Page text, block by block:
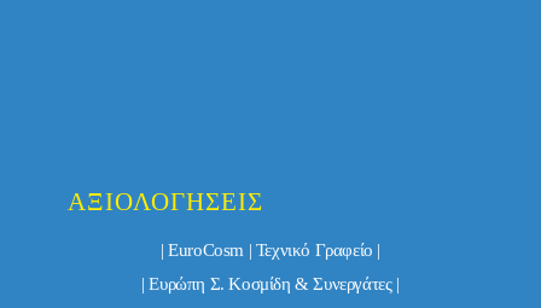
ΑΞΙΟΛΟΓΉΣΕΙΣ
| EuroCosm | Τεχνικό Γραφείο |
| Ευρώπη Σ. Κοσμίδη & Συνεργάτες |